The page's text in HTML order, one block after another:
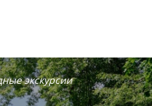
экскурсии